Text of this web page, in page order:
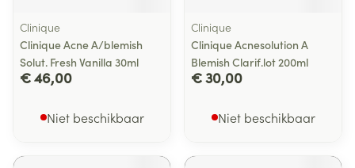
Clinique
Clinique Acne A/blemish
Solut. Fresh Vanilla 30ml
€ 46,00
Niet beschikbaar
Clinique
Clinique Acnesolution A
Blemish Clarif.lot 200ml
€ 30,00
Niet beschikbaar